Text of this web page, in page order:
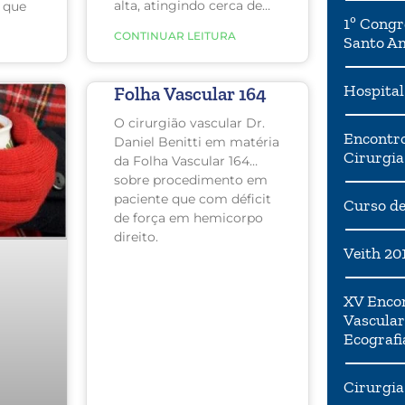
alta, atingindo cerca de
ou seja, uma em cada 12
pessoas. Para piorar, uma
em cada duas pessoas
que tem diabetes não
sabe que tem a doença!
CONTINUAR LEITURA
Folha Vascular 164
O cirurgião vascular Dr.
Daniel Benitti em matéria
da Folha Vascular 164
sobre procedimento em
paciente que com déficit
de força em hemicorpo
direito.
1º
Santo
Hospital
Cirurgia
Curso
Veith
XV
Cirurgia